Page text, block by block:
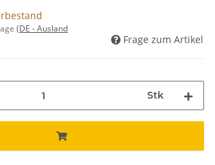
(DE - Ausland
Frage zum Artikel
Stk